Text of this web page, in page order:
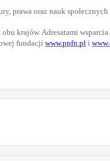
prawa oraz nauk
krajów. Adresatami
fundacji www.pnfn.pl i